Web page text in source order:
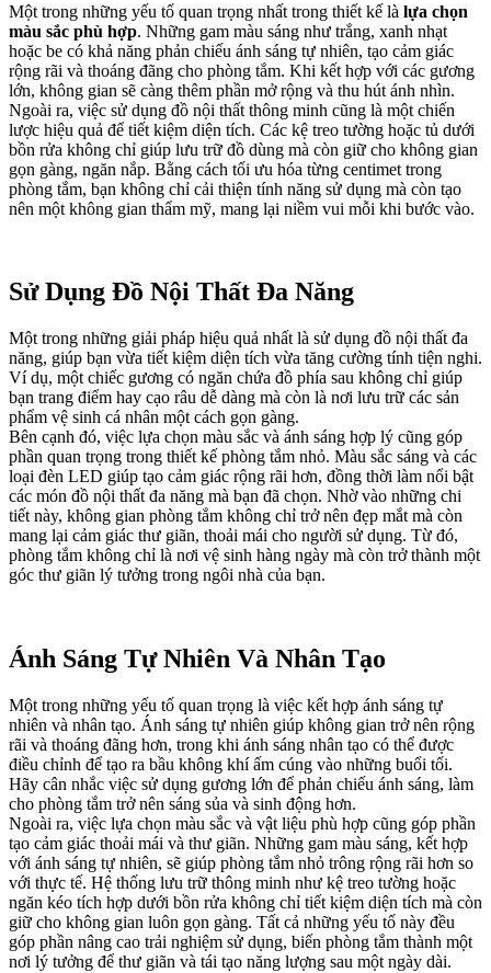
Một trong những yếu tố quan trọng nhất trong thiết kế là lựa chọn
màu sắc phù hợp. Những gam màu sáng như trắng, xanh nhạt
hoặc be có khả năng phản chiếu ánh sáng tự nhiên, tạo cảm giác
rộng rãi và thoáng đãng cho phòng tắm. Khi kết hợp với các gương
lớn, không gian sẽ càng thêm phần mở rộng và thu hút ánh nhìn.
Ngoài ra, việc sử dụng đồ nội thất thông minh cũng là một chiến
lược hiệu quả để tiết kiệm diện tích. Các kệ treo tường hoặc tủ dưới
bồn rửa không chỉ giúp lưu trữ đồ dùng mà còn giữ cho không gian
gọn gàng, ngăn nắp. Bằng cách tối ưu hóa từng centimet trong
phòng tắm, bạn không chỉ cải thiện tính năng sử dụng mà còn tạo
nên một không gian thẩm mỹ, mang lại niềm vui mỗi khi bước vào.
Sử Dụng Đồ Nội Thất Đa Năng
Một trong những giải pháp hiệu quả nhất là sử dụng đồ nội thất đa
năng, giúp bạn vừa tiết kiệm diện tích vừa tăng cường tính tiện nghi.
Ví dụ, một chiếc gương có ngăn chứa đồ phía sau không chỉ giúp
bạn trang điểm hay cạo râu dễ dàng mà còn là nơi lưu trữ các sản
phẩm vệ sinh cá nhân một cách gọn gàng.
Bên cạnh đó, việc lựa chọn màu sắc và ánh sáng hợp lý cũng góp
phần quan trọng trong thiết kế phòng tắm nhỏ. Màu sắc sáng và các
loại đèn LED giúp tạo cảm giác rộng rãi hơn, đồng thời làm nổi bật
các món đồ nội thất đa năng mà bạn đã chọn. Nhờ vào những chi
tiết này, không gian phòng tắm không chỉ trở nên đẹp mắt mà còn
mang lại cảm giác thư giãn, thoải mái cho người sử dụng. Từ đó,
phòng tắm không chỉ là nơi vệ sinh hàng ngày mà còn trở thành một
góc thư giãn lý tưởng trong ngôi nhà của bạn.
Ánh Sáng Tự Nhiên Và Nhân Tạo
Một trong những yếu tố quan trọng là việc kết hợp ánh sáng tự
nhiên và nhân tạo. Ánh sáng tự nhiên giúp không gian trở nên rộng
rãi và thoáng đãng hơn, trong khi ánh sáng nhân tạo có thể được
điều chỉnh để tạo ra bầu không khí ấm cúng vào những buổi tối.
Hãy cân nhắc việc sử dụng gương lớn để phản chiếu ánh sáng, làm
cho phòng tắm trở nên sáng sủa và sinh động hơn.
Ngoài ra, việc lựa chọn màu sắc và vật liệu phù hợp cũng góp phần
tạo cảm giác thoải mái và thư giãn. Những gam màu sáng, kết hợp
với ánh sáng tự nhiên, sẽ giúp phòng tắm nhỏ trông rộng rãi hơn so
với thực tế. Hệ thống lưu trữ thông minh như kệ treo tường hoặc
ngăn kéo tích hợp dưới bồn rửa không chỉ tiết kiệm diện tích mà còn
giữ cho không gian luôn gọn gàng. Tất cả những yếu tố này đều
góp phần nâng cao trải nghiệm sử dụng, biến phòng tắm thành một
nơi lý tưởng để thư giãn và tái tạo năng lượng sau một ngày dài.